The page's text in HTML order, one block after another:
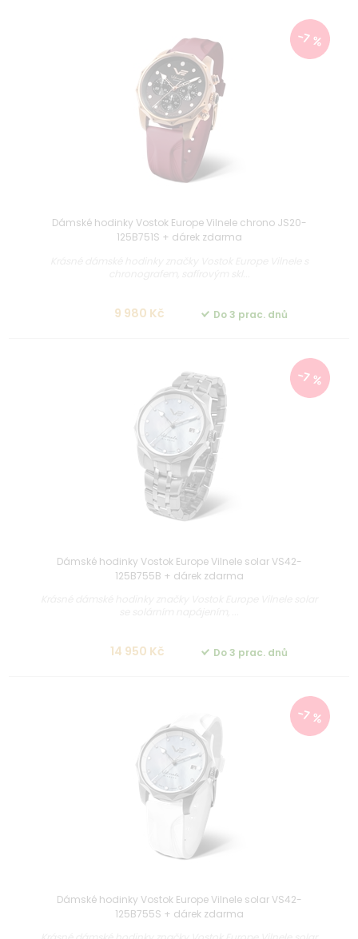
-7 %
Dámské hodinky Vostok Europe Vilnele chrono JS20-
125B751S + dárek zdarma
9 980 Kč Do 3 prac. dnů
-7 %
Dámské hodinky Vostok Europe Vilnele solar VS42-
125B755B + dárek zdarma
14 950 Kč Do 3 prac. dnů
-7 %
Dámské hodinky Vostok Europe Vilnele solar VS42-
125B755S + dárek zdarma